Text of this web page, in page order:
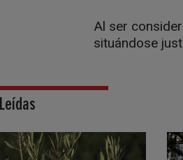
Al ser
situándose